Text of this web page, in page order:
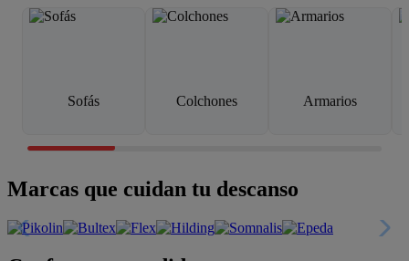
Sofás Colchones Armarios
Marcas que cuidan tu descanso